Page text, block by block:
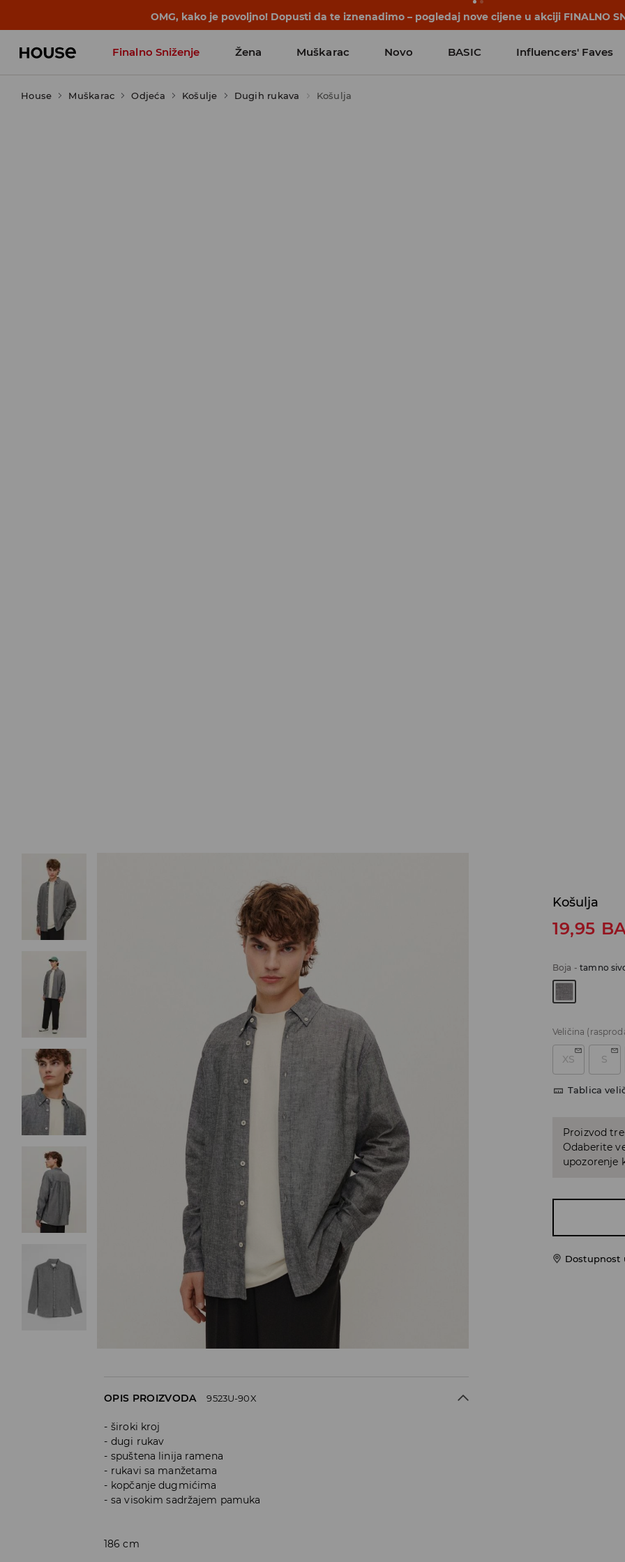
BACK TO SCHOOL 📒Najbolje priče počinju prije prvog školskog zvona. Započni školsku godinu
Finalno Sniženje Žena Muškarac Novo BASIC Influencers' Faves
House Muškarac Odjeća Košulje Dugih rukava Košulja
Košulja
19,95
Boja -tamno
Veličina
XS S
Tablica
Proizvod
Odaberite
upozorenje
Dostupnost
OPIS PROIZVODA 9523U-90X
široki kroj
dugi rukav
spuštena linija ramena
rukavi sa manžetama
kopčanje dugmićima
sa visokim sadržajem pamuka
186 cm